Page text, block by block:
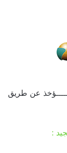
عن طريق
: